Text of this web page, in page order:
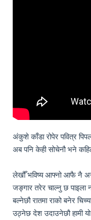
अंकुशे काँडा रोपेर पवित्र
अब पनि केही सोचेनौ भने
लेखौँ भविष्य आफ्नो आफै नै
जङ्गार तरेर चाल्नु छ
बल्नेछौ रातमा राको बनेर
उठ्नेछ देश उदाउनेछौ हामी